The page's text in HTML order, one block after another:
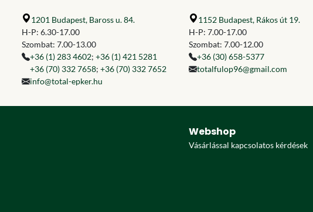
1201 Budapest, Baross u. 84.
H-P: 6.30-17.00
Szombat: 7.00-13.00
+36 (1) 283 4602; +36 (1) 421 5281
+36 (70) 332 7658; +36 (70) 332 7652
info@total-epker.hu
1152 Budapest, Rákos út 19.
H-P: 7.00-17.00
Szombat: 7.00-12.00
+36 (30) 658-5377
totalfulop96@gmail.com
Webshop
Vásárlással kapcsolatos kérdések